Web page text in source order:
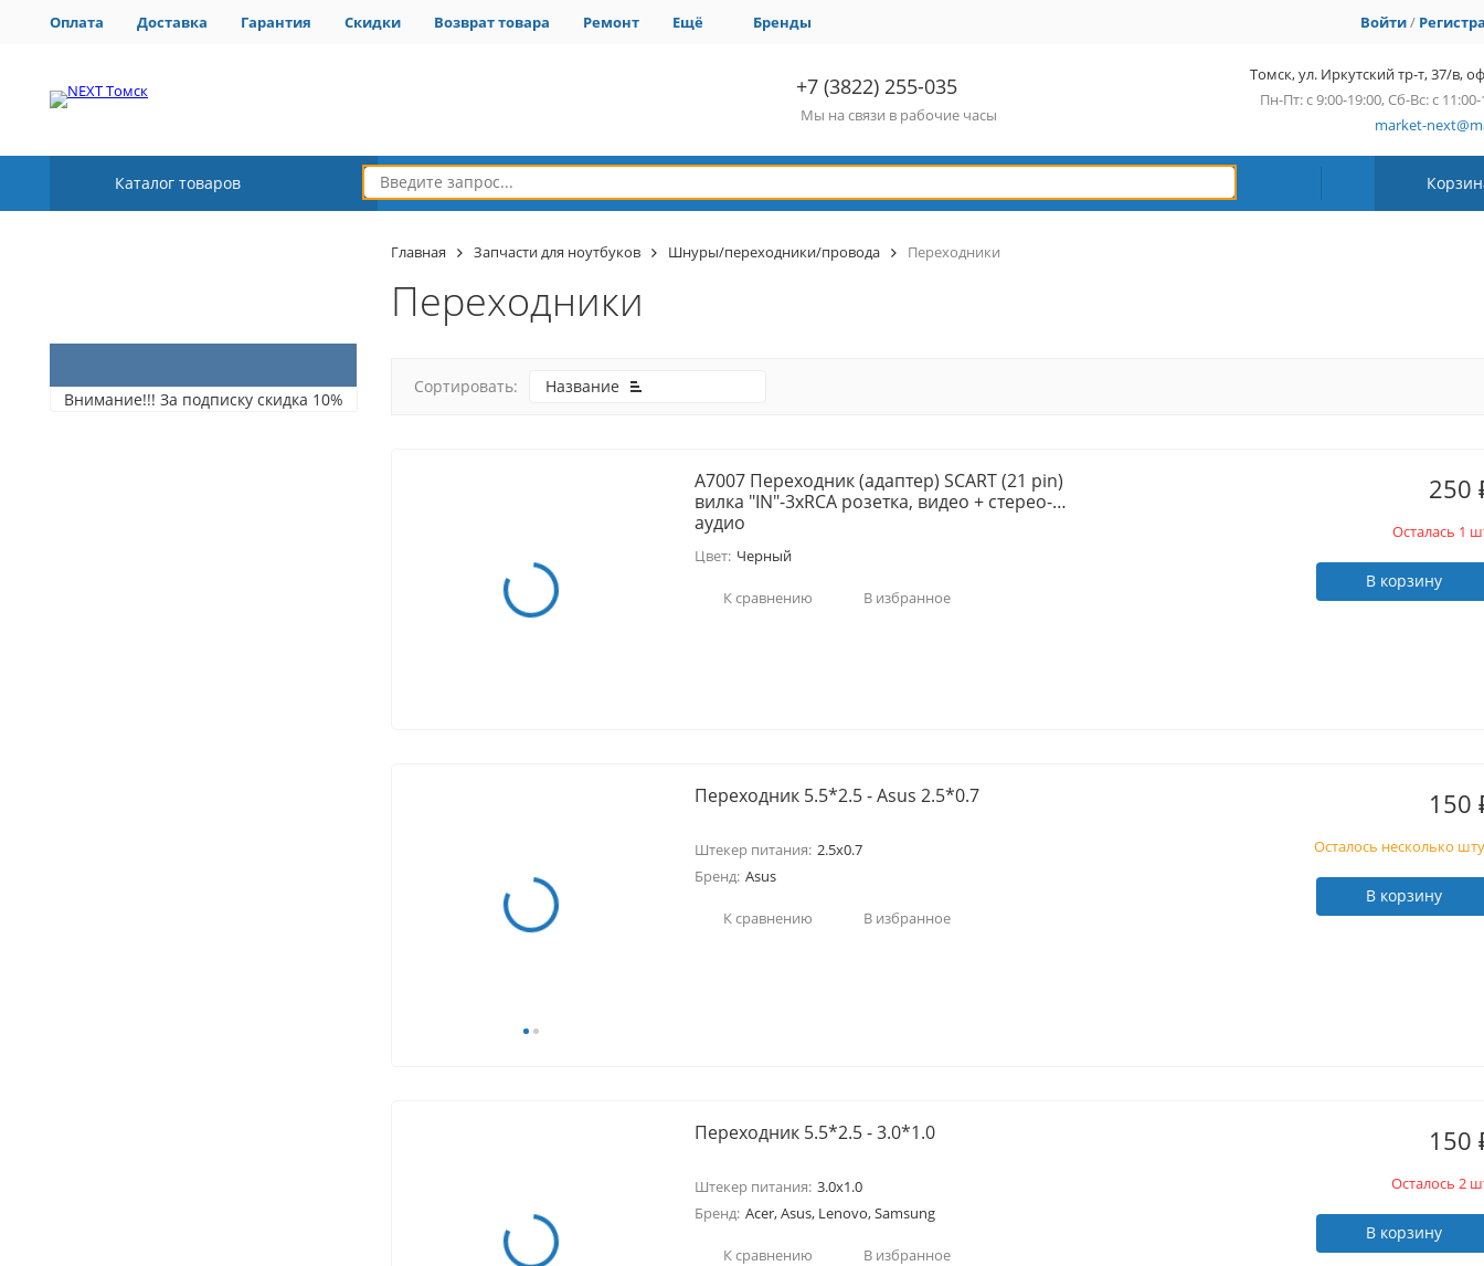
Оплата Доставка Гарантия Скидки Возврат товара Ремонт Ещё Бренды Войти/
+7 (3822) 255-035
Мы на связи в рабочие часы
Томск, ул. Иркутский тр-т, 37/в,
Пн-Пт: с 9:00-19:00, Сб-Вс: с
market-
Каталог товаров
Главная Запчасти для ноутбуков Шнуры/переходники/провода Переходники
Переходники
Сортировать: Название
покупателей
A7007 Переходник (адаптер) SCART (21 pin)
вилка "IN"-3xRCA розетка, видео + стерео-
аудио
Цвет: Черный
К сравнению В избранное
250
Осталась 1
В корзину
Переходник 5.5*2.5 - Asus 2.5*0.7
Штекер питания: 2.5x0.7
Бренд: Asus
К сравнению В избранное
150
Осталось несколько
В корзину
Переходник 5.5*2.5 - 3.0*1.0
Штекер питания: 3.0x1.0
Бренд: Acer, Asus, Lenovo, Samsung
К сравнению В избранное
150
Осталось 2
В корзину
Внимание!!! За подписку скидка 10%